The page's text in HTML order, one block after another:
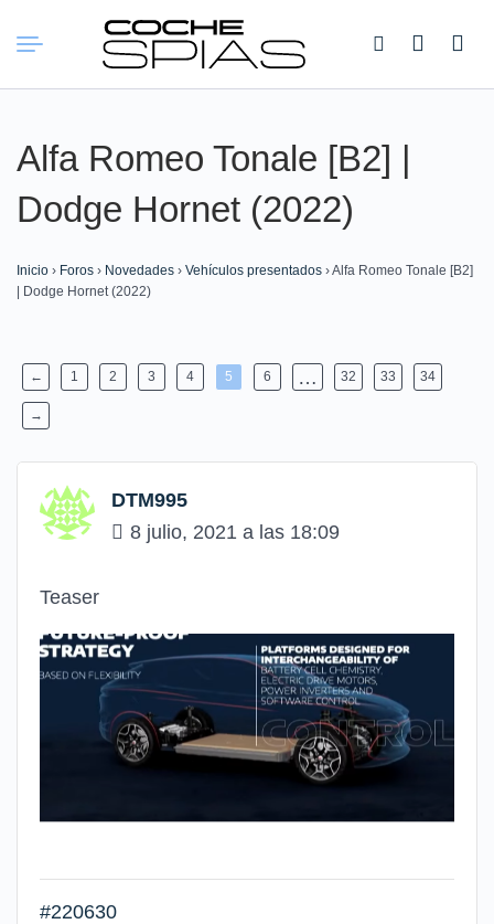
Buscar:
Alfa Romeo Tonale [B2] |
Dodge Hornet (2022)
Inicio › Foros › Novedades › Vehículos presentados ›Alfa Romeo Tonale [B2]
| Dodge Hornet (2022)
← 1 2 3 4 5 6 … 32 33 34
→
DTM995
8 julio, 2021 a las 18:09
Teaser
#220630